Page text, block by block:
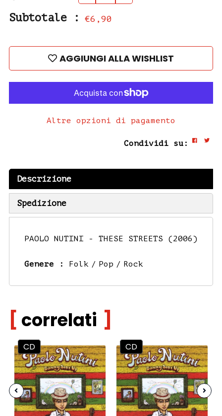
Subtotale : €6,90
AGGIUNGI ALLA WISHLIST
Altre opzioni di pagamento
Condividi su:
Descrizione
Spedizione
PAOLO NUTINI - THESE STREETS (2006)
Genere : Folk Pop Rock
correlati
CD CD